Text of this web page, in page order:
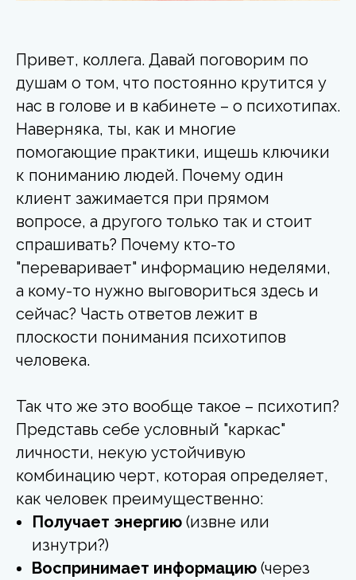
Привет, коллега. Давай поговорим по
душам о том, что постоянно крутится у
нас в голове и в кабинете – о психотипах.
Наверняка, ты, как и многие
помогающие практики, ищешь ключики
к пониманию людей. Почему один
клиент зажимается при прямом
вопросе, а другого только так и стоит
спрашивать? Почему кто-то
"переваривает" информацию неделями,
а кому-то нужно выговориться здесь и
сейчас? Часть ответов лежит в
плоскости понимания психотипов
человека.
Так что же это вообще такое – психотип?
Представь себе условный "каркас"
личности, некую устойчивую
комбинацию черт, которая определяет,
как человек преимущественно:
Получает энергию (извне или
изнутри?)
Воспринимает информацию (через